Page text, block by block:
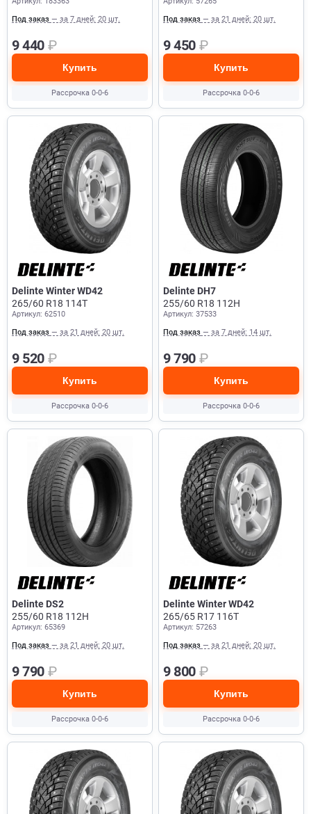
Под заказ — за 7 дней: 20 шт.
9 440 ₽
Купить
Рассрочка 0-0-6
Под заказ — за 21 дней: 20 шт.
9 450 ₽
Купить
Рассрочка 0-0-6
Delinte Winter WD42
265/60 R18 114T
Артикул: 62510
Под заказ — за 21 дней: 20 шт.
9 520 ₽
Купить
Рассрочка 0-0-6
Delinte DH7
255/60 R18 112H
Артикул: 37533
Под заказ — за 7 дней: 14 шт.
9 790 ₽
Купить
Рассрочка 0-0-6
Delinte DS2
255/60 R18 112H
Артикул: 65369
Под заказ — за 21 дней: 20 шт.
9 790 ₽
Купить
Рассрочка 0-0-6
Delinte Winter WD42
265/65 R17 116T
Артикул: 57263
Под заказ — за 21 дней: 20 шт.
9 800 ₽
Купить
Рассрочка 0-0-6